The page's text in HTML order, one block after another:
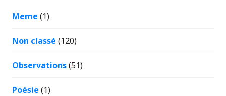
Meme (1)
Non classé (120)
Observations(51)
Poésie (1)